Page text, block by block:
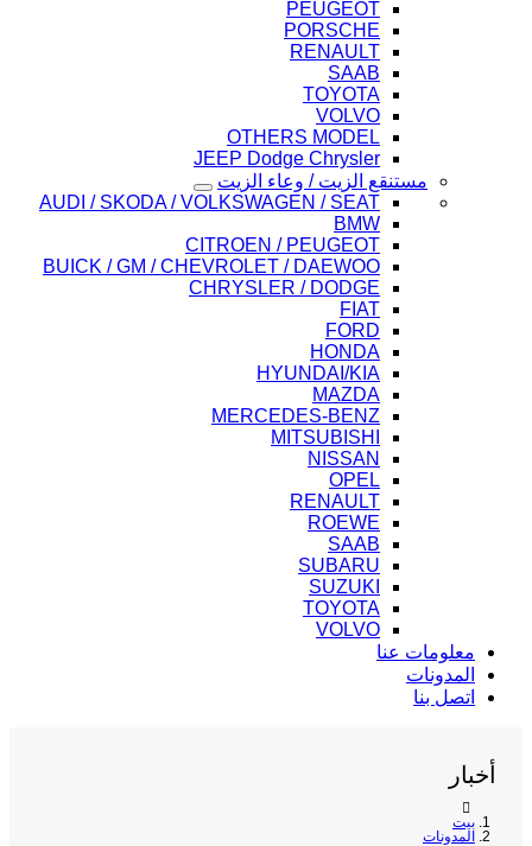
PEUGEOT
PORSCHE
RENAULT
SAAB
TOYOTA
VOLVO
OTHERS MODEL
JEEP Dodge Chrysler
مستنقع الزيت / وعاء الزيت
AUDI / SKODA / VOLKSWAGEN / SEAT
BMW
CITROEN / PEUGEOT
BUICK / GM / CHEVROLET / DAEWOO
CHRYSLER / DODGE
FIAT
FORD
HONDA
HYUNDAI/KIA
MAZDA
MERCEDES-BENZ
MITSUBISHI
NISSAN
OPEL
RENAULT
ROEWE
SAAB
SUBARU
SUZUKI
TOYOTA
VOLVO
معلومات عنا
المدونات
اتصل بنا
أخبار
بيت
المدونات